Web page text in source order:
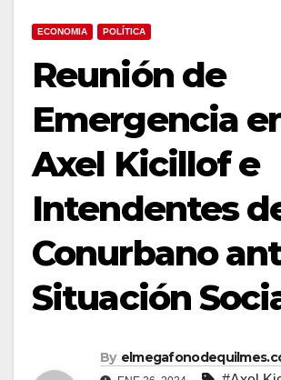
ECONOMIA POLÍTICA
Reunión de
Emergencia
Axel Kicillof e
Intendentes
Conurbano
Situación
By